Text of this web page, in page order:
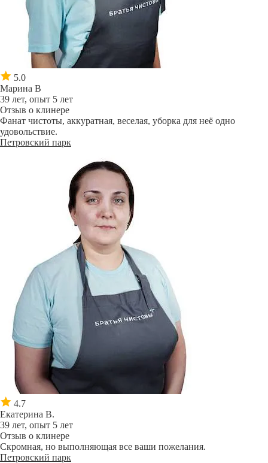
5.0
Марина В
39 лет, опыт 5 лет
Отзыв о клинере
Фанат чистоты, аккуратная, веселая, уборка для неё одно
удовольствие.
Петровский парк
4.7
Екатерина В.
39 лет, опыт 5 лет
Отзыв о клинере
Скромная, но выполняющая все ваши пожелания.
Петровский парк